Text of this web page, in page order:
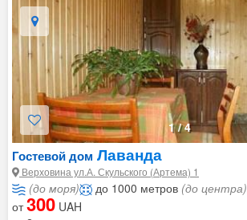
1/4
Гостевой дом Лаванда
Верховина ул.А. Скульского (Артема) 1
(до моря) до 1000 метров (до центра)
от300 UAH